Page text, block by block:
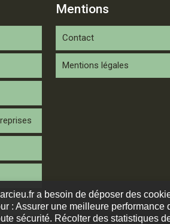
Mentions
Contact
Mentions légales
a besoin de déposer des
: Assurer une meilleure performance
sécurité. Récolter des statistiques